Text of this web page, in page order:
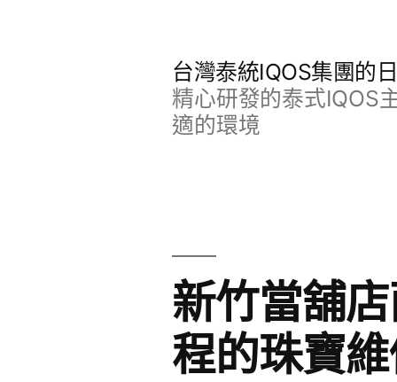
台灣泰統IQOS集團的
精心研發的泰式IQOS
適的環境
新竹當舖
程的珠寶